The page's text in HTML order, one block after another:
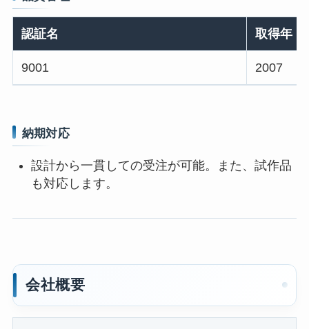
認証名 取得年
9001 2007
納期対応
設計から一貫しての受注が可能。また、試作品
も対応します。
会社概要